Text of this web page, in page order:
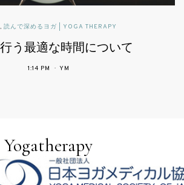
読んで深めるヨガ | YOGA THERAPY
可動域と柔軟性とヨガ
2:43 PM
Yogatherapy